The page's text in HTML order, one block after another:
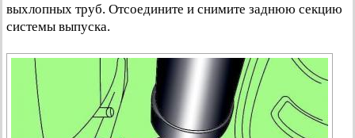
выхлопных труб. Отсоедините и снимите заднюю секцию
системы выпуска.